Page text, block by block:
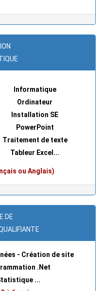
Informatique
Ordinateur
Installation SE
PowerPoint
Traitement de texte
Tableur Excel...
ou Anglais)
DE
- Création de site
.Net
...